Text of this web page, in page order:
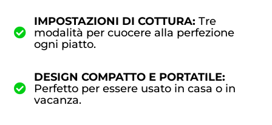
IMPOSTAZIONI DI COTTURA: Tre
modalità per cuocere alla perfezione
ogni piatto.
DESIGN COMPATTO E PORTATILE:
Perfetto per essere usato in casa o in
vacanza.